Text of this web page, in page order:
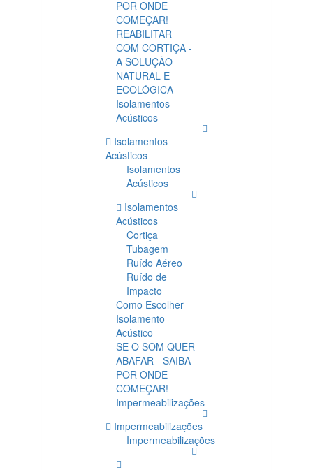
POR ONDE
COMEÇAR!
REABILITAR
COM CORTIÇA -
A SOLUÇÃO
NATURAL E
ECOLÓGICA
Isolamentos
Acústicos
Isolamentos
Acústicos
Isolamentos
Acústicos
Isolamentos
Acústicos
Cortiça
Tubagem
Ruído Aéreo
Ruído de
Impacto
Como Escolher
Isolamento
Acústico
SE O SOM QUER
ABAFAR - SAIBA
POR ONDE
COMEÇAR!
Impermeabilizações
Impermeabilizações
Impermeabilizações